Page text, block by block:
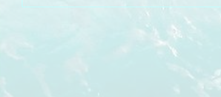
André Mathilde : Secrétaire
Merlin Marion : Secrétaire
Launay Philippe : Relations
Constant Françoise :
La transition va prendre quelques